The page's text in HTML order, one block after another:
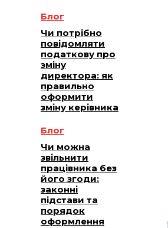
Блог
Чи потрібно
повідомляти
податкову про
зміну
директора: як
правильно
оформити
зміну керівника
Блог
Чи можна
звільнити
працівника без
його згоди:
законні
підстави та
порядок
оформлення